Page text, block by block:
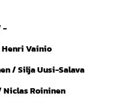
-
Vainio
/ Silja Uusi-Salava
Roininen